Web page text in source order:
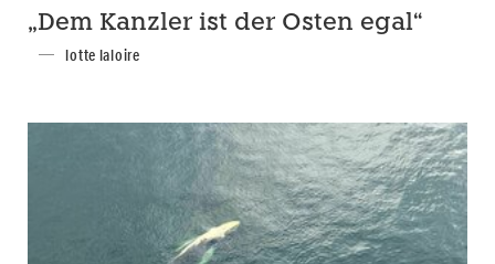
„Dem Kanzler ist der Osten egal“
lotte laloire